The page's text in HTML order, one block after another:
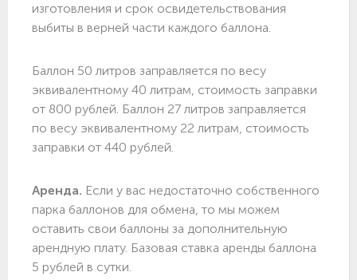
изготовления и срок освидетельствования
выбиты в верней части каждого баллона.
Баллон 50 литров заправляется по весу
эквивалентному 40 литрам, стоимость заправки
от 800 рублей. Баллон 27 литров заправляется
по весу эквивалентному 22 литрам, стоимость
заправки от 440 рублей.
Аренда. Если у вас недостаточно собственного
парка баллонов для обмена, то мы можем
оставить свои баллоны за дополнительную
арендную плату. Базовая ставка аренды баллона
5 рублей в сутки.